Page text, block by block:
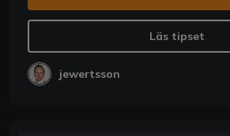
Läs tipset
jewertsson